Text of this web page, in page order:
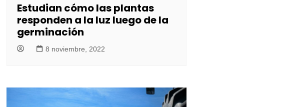
Estudian cómo las plantas
responden a la luz luego de la
germinación
8 noviembre, 2022